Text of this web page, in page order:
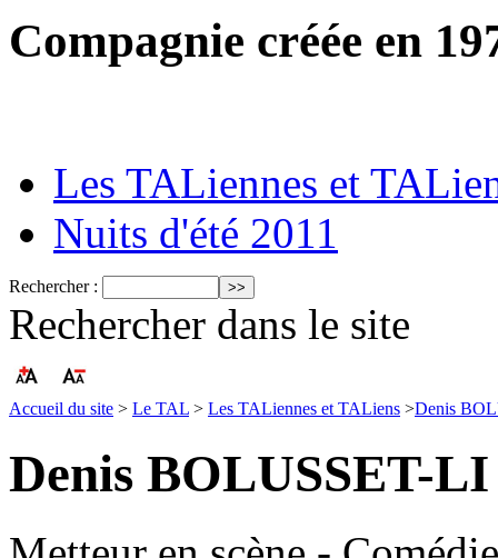
Compagnie créée en
Les TALiennes et
Nuits d'été 2011
Rechercher :
Rechercher dans le site
Accueil du site > Le TAL > Les TALiennes et TALiens >Denis
Denis BOLUSSET-LI